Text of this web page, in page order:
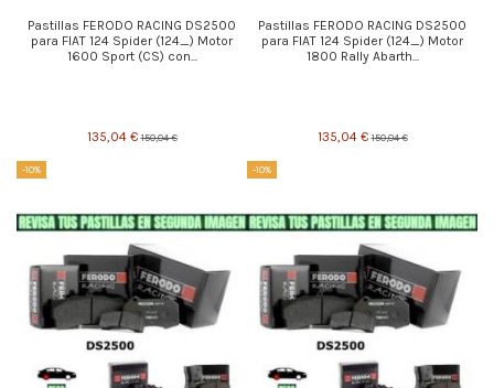
Pastillas FERODO RACING DS2500
para FIAT 124 Spider (124_) Motor
1600 Sport (CS) con...
135,04 € 150,04 €
Pastillas FERODO RACING DS2500
para FIAT 124 Spider (124_) Motor
1800 Rally Abarth...
135,04 € 150,04 €
-10% -10%